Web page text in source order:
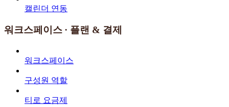
캘린더 연동
워크스페이스 · 플랜 & 결제
워크스페이스
구성원 역할
티로 요금제